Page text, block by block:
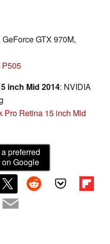
GTX 970M,
P505
inch Mid 2014: NVIDIA
Pro Retina 15 inch Mid
preferred
Google